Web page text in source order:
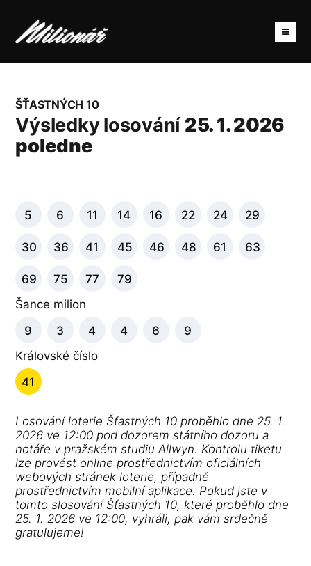
ŠŤASTNÝCH 10
Výsledky losování 25. 1. 2026
poledne
5 6 11 14 16 22 24 29
30 36 41 45 46 48 61 63
69 75 77
79
Šance milion
9
3 4 4 6
9
Královské číslo
41
Losování loterie Šťastných 10 proběhlo dne 25. 1.
2026 ve 12:00 pod dozorem státního dozoru a
notáře v pražském studiu Allwyn. Kontrolu tiketu
lze provést online prostřednictvím oficiálních
webových stránek loterie, případně
prostřednictvím mobilní aplikace. Pokud jste v
tomto slosování Šťastných 10, které proběhlo dne
25. 1. 2026 ve 12:00, vyhráli, pak vám srdečně
gratulujeme!